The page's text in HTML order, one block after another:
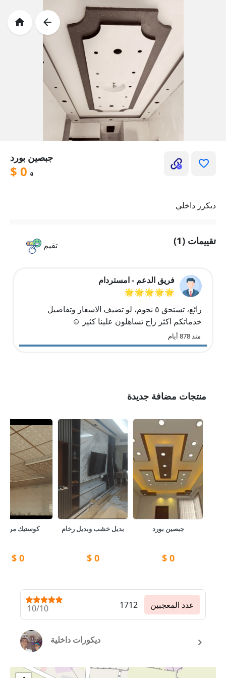
جبصين بورد
$ 0 0
ديكزر داخلي
تقيم تقييمات (1)
فريق الدعم - امستردام
🌟🌟🌟🌟🌟
رائع، تستحق ٥ نجوم، لو تضيف الاسعار وتفاصيل
خدماتكم اكثر راح تساهلون علينا كثير ☺️
منذ 878 أيام
منتجات مضافة جديدة
جبصين بورد
0
$
بديل خشب وبديل رخام
0
$
كوستيك
0
$
10/10 1712 عدد المعجبين
ديكورات داخلية